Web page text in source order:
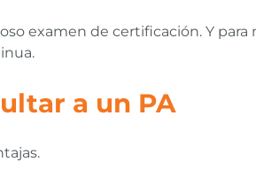
examen de certificación. Y
a un PA